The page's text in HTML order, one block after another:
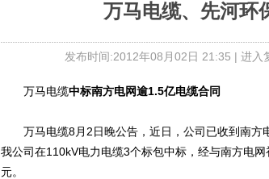
万马电缆、先河环
发布时间:2012年08月02日 21:35 | 进入
万马电缆中标南方电网逾1.5亿电缆合同
万马电缆8月2日晚公告，近日，公司已收到南方
我公司在110kV电力电缆3个标包中标，经与南方电
元。